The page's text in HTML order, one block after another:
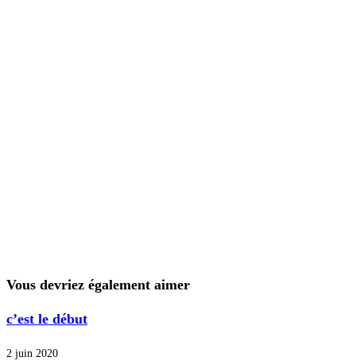
Vous devriez également aimer
c’est le début
2 juin 2020